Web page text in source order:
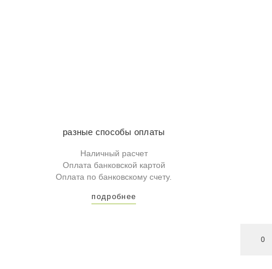
0
разные способы оплаты
Наличный расчет
Оплата банковской картой
Оплата по банковскому счету.
подробнее